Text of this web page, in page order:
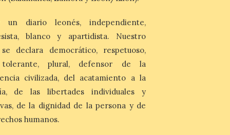
por el organizador de la iniciativa, Isaac
2026. — La I Feria de […]
un diario leonés, independiente,
blanco y apartidista. Nuestro
declara democrático, respetuoso,
tolerante, plural, defensor de la
civilizada, del acatamiento a la
de las libertades individuales y
de la dignidad de la persona y de
humanos.